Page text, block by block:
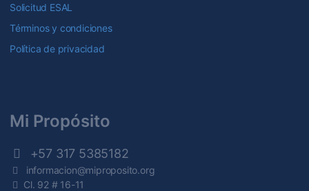
Solicitud ESAL
Términos y condiciones
Política de privacidad
Mi Propósito
+57 317 5385182
informacion@miproposito.org
Cl. 92 # 16-11